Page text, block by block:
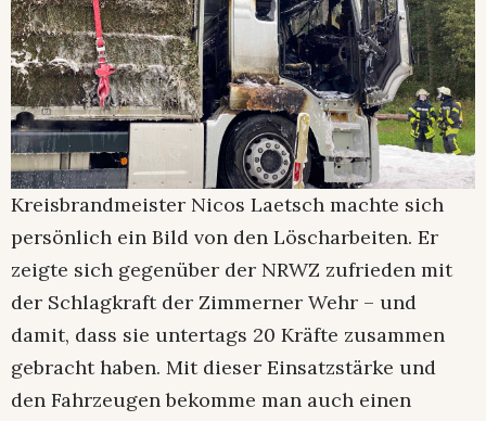
Kreisbrandmeister Nicos Laetsch machte sich
persönlich ein Bild von den Löscharbeiten. Er
zeigte sich gegenüber der NRWZ zufrieden mit
der Schlagkraft der Zimmerner Wehr – und
damit, dass sie untertags 20 Kräfte zusammen
gebracht haben. Mit dieser Einsatzstärke und
den Fahrzeugen bekomme man auch einen